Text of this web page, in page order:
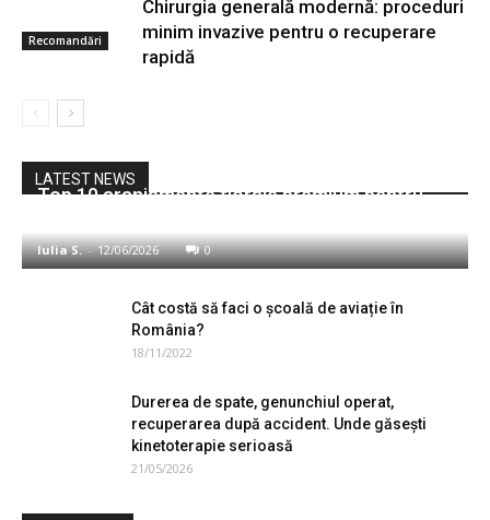
Recomandări
Chirurgia generală modernă: proceduri
minim invazive pentru o recuperare
rapidă
LATEST NEWS
Top 10 aranjamente florale premium pentru
Iulia S. - 12/06/2026 0
Cât costă să faci o școală de aviație în
România?
18/11/2022
Durerea de spate, genunchiul operat,
recuperarea după accident. Unde găsești
kinetoterapie serioasă
21/05/2026